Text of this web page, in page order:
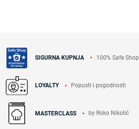
SIGURNA KUPNJA 100% Safe Shop
LOYALTY Popusti i pogodnosti
MASTERCLASS by Roko Nikolić